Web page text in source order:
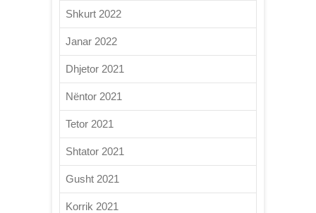
Shkurt 2022
Janar 2022
Dhjetor 2021
Nëntor 2021
Tetor 2021
Shtator 2021
Gusht 2021
Korrik 2021